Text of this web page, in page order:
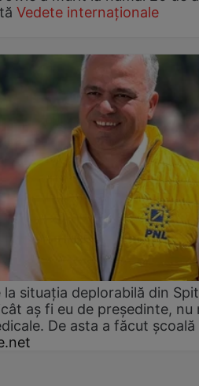
Vedete internaționale
situația deplorabilă din
aș fi eu de președinte, nu
De asta a făcut școală